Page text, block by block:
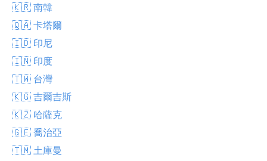
🇰🇷 南韓
🇶🇦 卡塔爾
🇮🇩 印尼
🇮🇳 印度
🇹🇼 台灣
🇰🇬 吉爾吉斯
🇰🇿 哈薩克
🇬🇪 喬治亞
🇹🇲 土庫曼